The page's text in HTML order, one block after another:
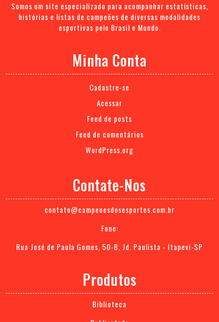
Somos um site especializado para acompanhar estatísticas,
histórias e listas de campeões de diversas modalidades
esportivas pelo Brasil e Mundo.
Minha Conta
Cadastre-se
Acessar
Feed de posts
Feed de comentários
WordPress.org
Contate-Nos
contato@campeoesdosesportes.com.br
Fone:
Rua José de Paula Gomes, 50-B, Jd. Paulista - Itapevi-SP
Produtos
Biblioteca